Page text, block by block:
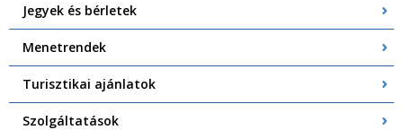
Jegyek és bérletek
Menetrendek
Turisztikai ajánlatok
Szolgáltatások